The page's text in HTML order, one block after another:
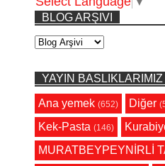
BLOG ARŞIVI
YAYIN BASLIKLARIMIZ
Ana yemek (652) Diğer
Kek-Pasta (146)
MURATBEYPEYNİRLİ